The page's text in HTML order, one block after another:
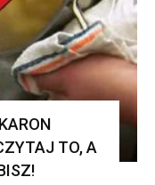
TO, A